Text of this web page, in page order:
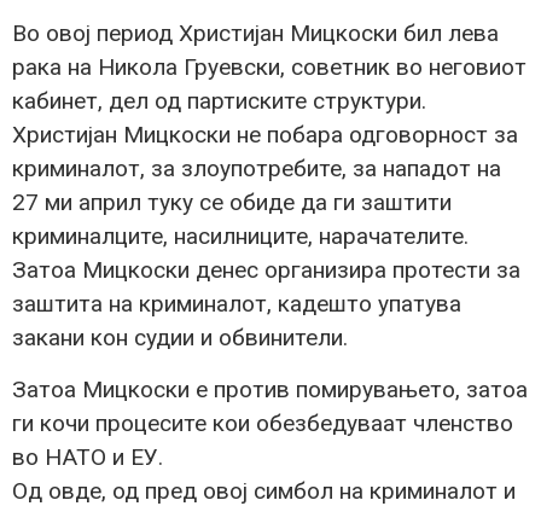
Во овој период Христијан Мицкоски бил лева
рака на Никола Груевски, советник во неговиот
кабинет, дел од партиските структури.
Христијан Мицкоски не побара одговорност за
криминалот, за злоупотребите, за нападот на
27 ми април туку се обиде да ги заштити
криминалците, насилниците, нарачателите.
Затоа Мицкоски денес организира протести за
заштита на криминалот, кадешто упатува
закани кон судии и обвинители.
Затоа Мицкоски е против помирувањето, затоа
ги кочи процесите кои обезбедуваат членство
во НАТО и ЕУ.
Од овде, од пред овој симбол на криминалот и